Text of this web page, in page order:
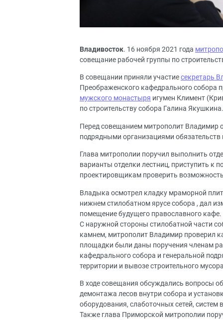
Владивосток. 16 ноября 2021 года
совещание рабочей группы по
В совещании приняли участиесекретарь
Преображенского кафедрального собора
мужского монастыря игумен Климент
по строительству собора Галина Якушкина.
Перед совещанием митрополит Владимир
подрядными организациями
Глава митрополии поручил выполнить
варианты отделки лестниц, приступить к
проектировщикам проверить
Владыка осмотрел кладку мраморной
нижнем стилобатном ярусе собора , дал
помещение будущего православного кафе.
С наружной стороны стилобатной части
камнем, митрополит Владимир проверил
площадки были даны поручения членам
кафедрального собора и генеральной
территории и вывозе строительного
В ходе совещания обсуждались вопросы
демонтажа лесов внутри собора и
оборудования, слаботочных сетей,
Также глава Приморской митрополии